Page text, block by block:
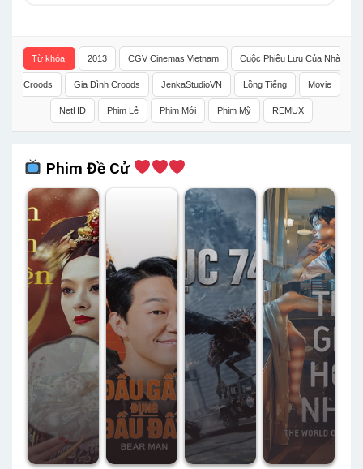
Từ khóa: 2013 CGV Cinemas Vietnam Cuộc Phiêu Lưu Của Nhà
Croods Gia Đình Croods JenkaStudioVN Lồng Tiếng Movie
NetHD Phim Lẻ Phim Mới Phim Mỹ REMUX
Phim Đề Cử